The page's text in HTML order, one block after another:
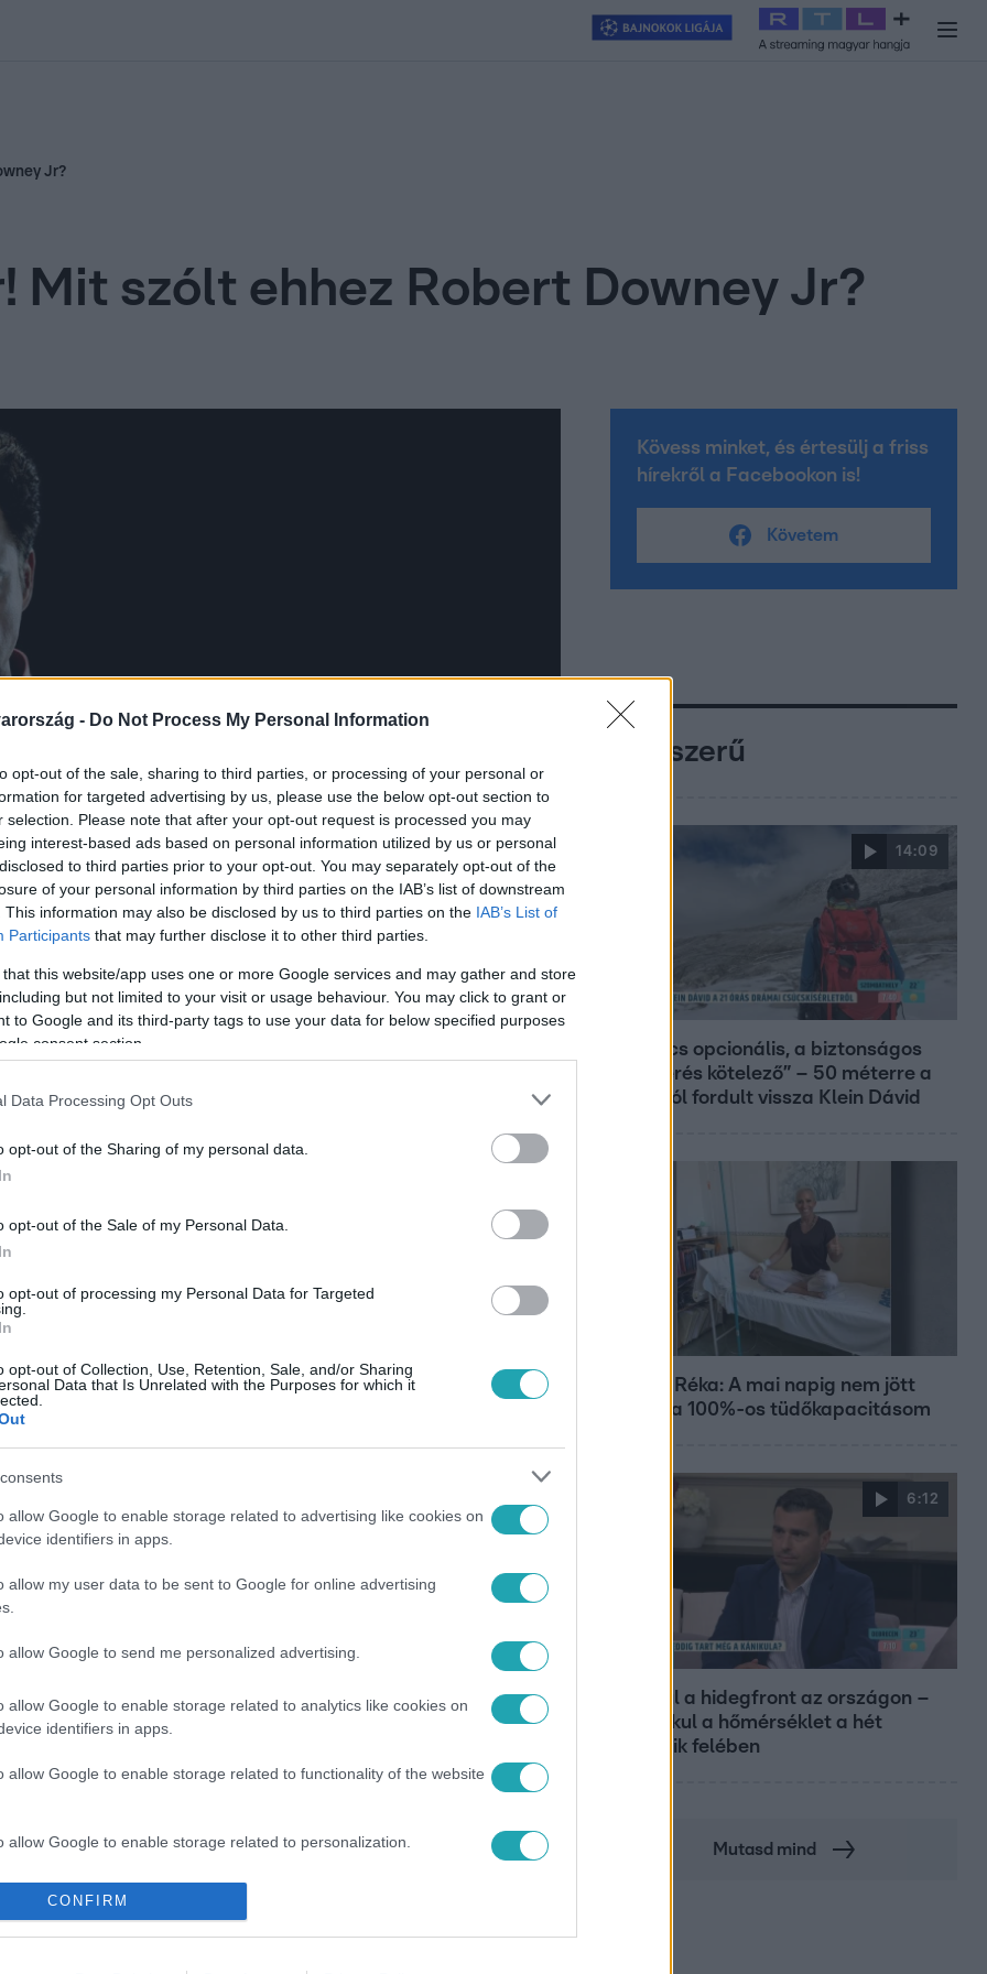
- Do Not Process My Personal Information
opt-out of the sale, sharing to third parties, or processing of your personal or
for targeted advertising by us, please use the below opt-out section to
selection. Please note that after your opt-out request is processed you may
interest-based ads based on personal information utilized by us or personal
to third parties prior to your opt-out. You may separately opt-out of the
of your personal information by third parties on the IAB’s list of downstream
This information may also be disclosed by us to third parties on the IAB’s List of
Participants that may further disclose it to other third parties.
that this website/app uses one or more Google services and may gather and store
but not limited to your visit or usage behaviour. You may click to grant or
to Google and its third-party tags to use your data for below specified purposes
consent section.
Data Processing Opt Outs
opt-out of the Sharing of my personal data.
opt-out of the Sale of my Personal Data.
opt-out of processing my Personal Data for Targeted
opt-out of Collection, Use, Retention, Sale, and/or Sharing
Data that Is Unrelated with the Purposes for which it
allow Google to enable storage related to advertising like cookies on
identifiers in apps.
allow my user data to be sent to Google for online advertising
allow Google to send me personalized advertising.
allow Google to enable storage related to analytics like cookies on
identifiers in apps.
allow Google to enable storage related to functionality of the website
allow Google to enable storage related to personalization.
allow Google to enable storage related to security, including
functionality and fraud prevention, and other user protection.
CONFIRM
Exek csatája 2026 Celeb vagyok, ments ki innen
Jr?
Mit szólt ehhez Robert Downey Jr?
új utakra lépni a képregényeit
Tony Stark szépen átadja a stafétát
színes bőrű lány.
legyen a Google-találatokban!
#MARVEL #ROBERT DOWNEY JR
Kövess minket, és értesülj a friss
hírekről a Facebookon is!
Követem
Népszerű
14:09
„A csúcs opcionális, a biztonságos
hazatérés kötelező” – 50 méterre a
csúcstól fordult vissza Klein Dávid
Rubint Réka: A mai napig nem jött
vissza a 100%-os tüdőkapacitásom
6:12
Átvonul a hidegfront az országon –
így alakul a hőmérséklet a hét
második felében
Mutasd mind